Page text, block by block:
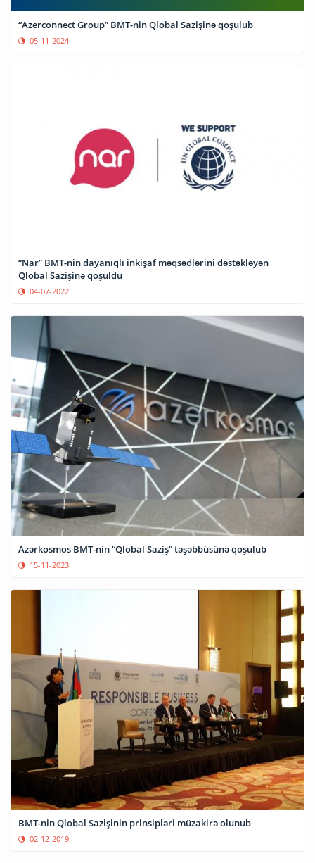
“Azerconnect Group” BMT-nin Qlobal Sazişinə qoşulub
05-11-2024
“Nar” BMT-nin dayanıqlı inkişaf məqsədlərini dəstəkləyən
Qlobal Sazişinə qoşuldu
04-07-2022
Azərkosmos BMT-nin “Qlobal Saziş” təşəbbüsünə qoşulub
15-11-2023
BMT-nin Qlobal Sazişinin prinsipləri müzakirə olunub
02-12-2019